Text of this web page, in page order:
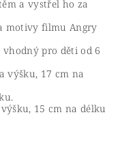
a vystřel ho za
motivy filmu Angry
vhodný pro děti od 6
výšku, 17 cm na
15 cm na délku